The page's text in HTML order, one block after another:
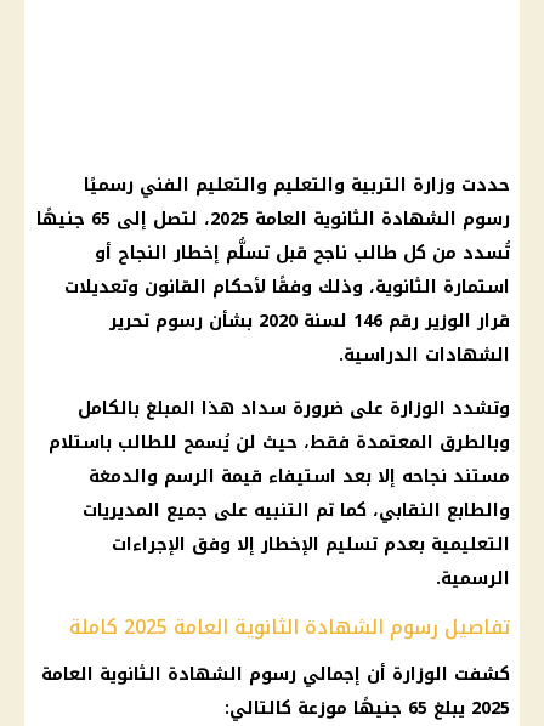
حددت وزارة التربية والتعليم والتعليم الفني رسميًا
رسوم الشهادة الثانوية العامة
2025، لتصل إلى 65 جنيهًا
تُسدد من كل طالب ناجح قبل تسلُّم إخطار النجاح أو
استمارة الثانوية، وذلك وفقًا لأحكام القانون وتعديلات
قرار الوزير رقم 146 لسنة 2020 بشأن رسوم تحرير
الشهادات الدراسية.
وتشدد الوزارة على ضرورة سداد هذا المبلغ بالكامل
وبالطرق المعتمدة فقط، حيث لن يُسمح للطالب باستلام
مستند نجاحه إلا بعد استيفاء قيمة الرسم والدمغة
والطابع النقابي، كما تم التنبيه على جميع المديريات
التعليمية بعدم تسليم الإخطار إلا وفق الإجراءات
الرسمية.
تفاصيل رسوم الشهادة الثانوية العامة 2025 كاملة
كشفت الوزارة أن إجمالي رسوم الشهادة الثانوية العامة
2025 يبلغ 65 جنيهًا موزعة كالتالي: